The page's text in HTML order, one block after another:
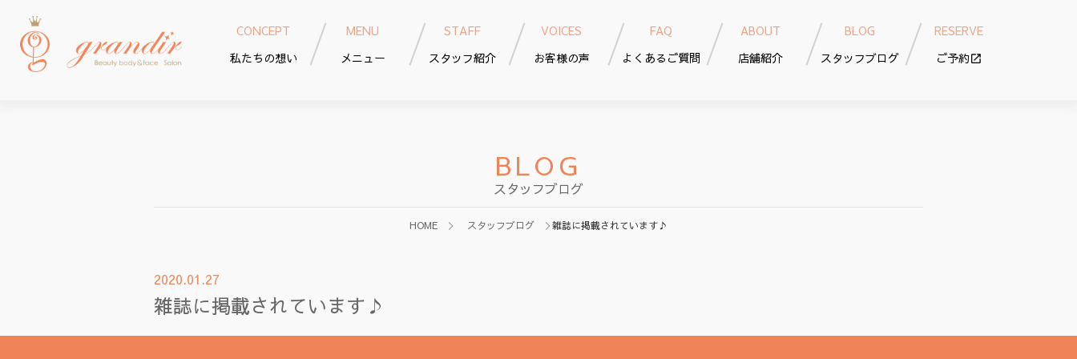
CONCEPT
私たちの想い
MENU
メニュー
STAFF
スタッフ紹介
VOICES
お客様の声
FAQ
よくあるご質問
ABOUT
店舗紹介
BLOG
スタッフブログ
RESERVE
ご予約
BLOG
スタッフブログ
HOME スタッフブログ 雑誌に掲載されています♪
2020.01.27
雑誌に掲載されています♪